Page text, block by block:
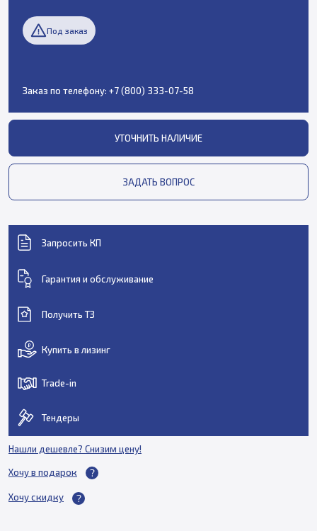
Под заказ
Заказ по телефону: +7 (800) 333-07-58
УТОЧНИТЬ НАЛИЧИЕ
ЗАДАТЬ ВОПРОС
Запросить КП
Гарантия и обслуживание
Получить ТЗ
Купить в лизинг
Trade-in
Тендеры
Нашли дешевле? Снизим цену!
Хочу в подарок
Хочу скидку